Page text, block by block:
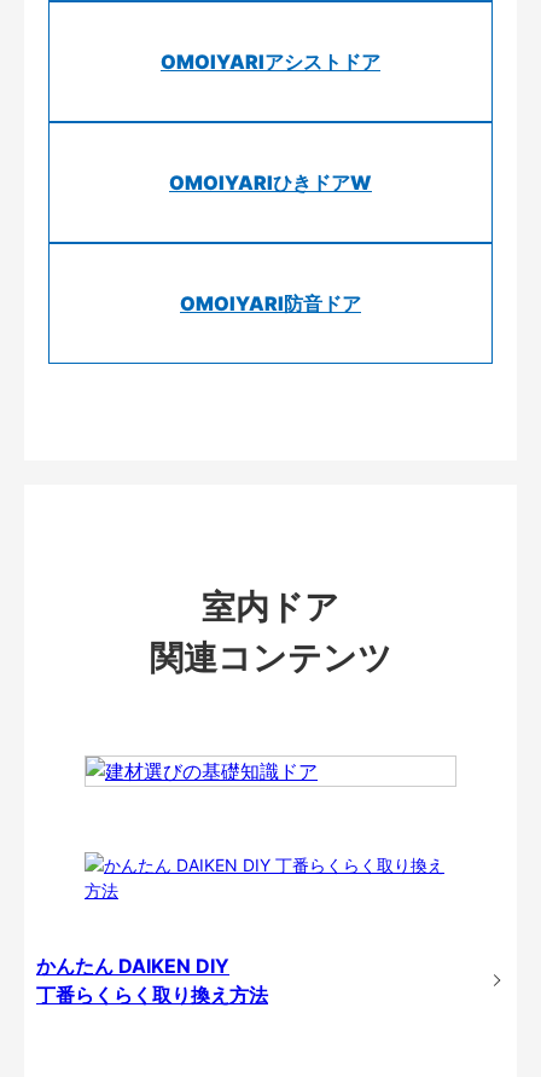
OMOIYARIアシストドア
OMOIYARIひきドアW
OMOIYARI防音ドア
室内ドア
関連コンテンツ
かんたん DAIKEN DIY
丁番らくらく取り換え方法